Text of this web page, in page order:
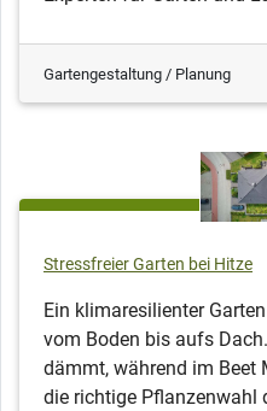
Gartengestaltung / Planung
Stressfreier Garten bei Hitze
Ein klimaresilienter
vom Boden bis aufs
dämmt, während im Beet
die richtige Pflanzenwahl